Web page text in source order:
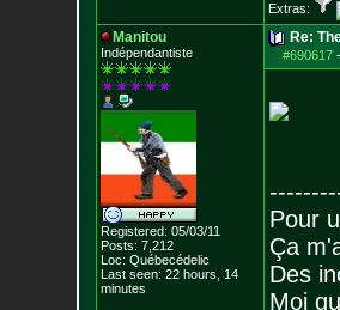
Extras:
Manitou
Indépendantiste
Registered: 05/03/11
Posts: 7,212
Loc: Québecédelic
Last seen: 22 hours, 14
minutes
Re:
#690617-
Pour
Ça
Des
Moi